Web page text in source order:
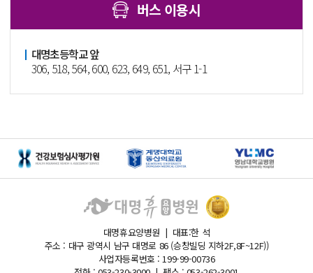
버스 이용시
대명초등학교 앞
306, 518, 564, 600, 623, 649, 651, 서구 1-1
대명휴요양병원 | 대표:한 석
주소 : 대구 광역시 남구 대명로 86 (승창빌딩 지하2F,8F~12F))
사업자등록번호 : 199-99-00736